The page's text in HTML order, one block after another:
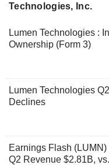
Technologies, Inc.
Lumen Technologies :
Ownership (Form 3)
Lumen Technologies
Declines
Earnings Flash
Q2 Revenue $2.81B,